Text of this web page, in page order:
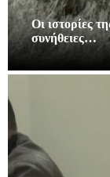
Οι ιστορίες
συνήθειες…